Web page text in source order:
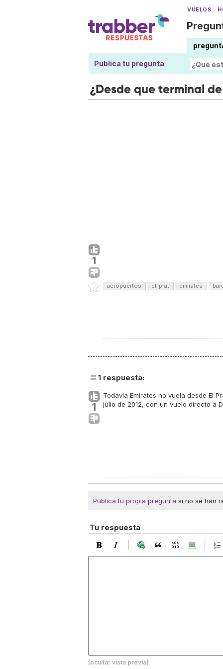
VUELOS
Publica tu pregunta
¿Desde que terminal
1
aeropuertos el-prat emirates
1 respuesta:
1
Todavía Emirates no vuela desde El
julio de 2012, con un vuelo directo a
Publica tu propia pregunta si no se han
Tu respuesta
[ocultar vista previa]